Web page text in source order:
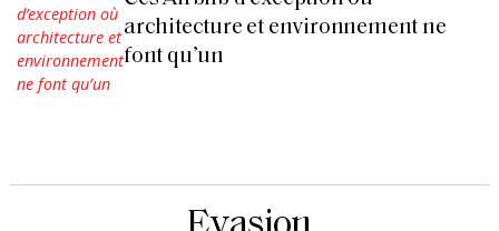
architecture et environnement ne
font qu’un